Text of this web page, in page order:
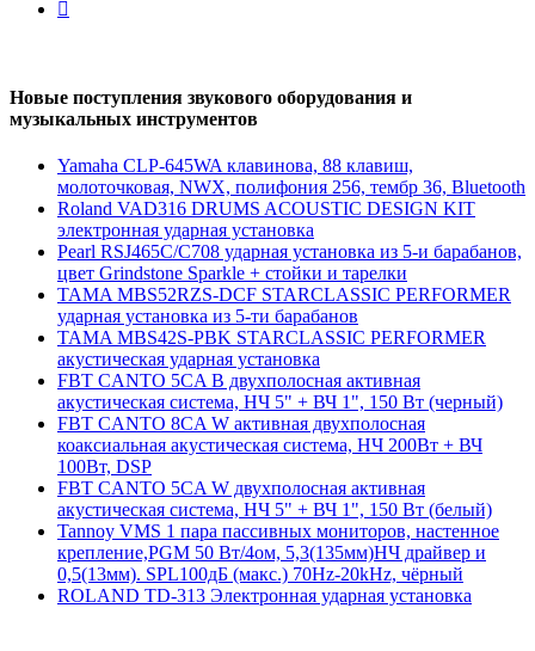
Новые поступления звукового оборудования и
музыкальных инструментов
Yamaha CLP-645WA клавинова, 88 клавиш,
молоточковая, NWX, полифония 256, тембр 36, Bluetooth
Roland VAD316 DRUMS ACOUSTIC DESIGN KIT
электронная ударная установка
Pearl RSJ465C/C708 ударная установка из 5-и барабанов,
цвет Grindstone Sparkle + стойки и тарелки
TAMA MBS52RZS-DCF STARCLASSIC PERFORMER
ударная установка из 5-ти барабанов
TAMA MBS42S-PBK STARCLASSIC PERFORMER
акустическая ударная установка
FBT CANTO 5CA B двухполосная активная
акустическая система, НЧ 5" + ВЧ 1", 150 Вт (черный)
FBT CANTO 8CA W активная двухполосная
коаксиальная акустическая система, НЧ 200Вт + ВЧ
100Вт, DSP
FBT CANTO 5CA W двухполосная активная
акустическая система, НЧ 5" + ВЧ 1", 150 Вт (белый)
Tannoy VMS 1 пара пассивных мониторов, настенное
крепление,PGM 50 Вт/4ом, 5,3(135мм)НЧ драйвер и
0,5(13мм). SPL100дБ (макс.) 70Hz-20kHz, чёрный
ROLAND TD-313 Электронная ударная установка